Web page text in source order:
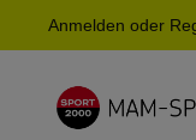
Zur
Anmelden oder